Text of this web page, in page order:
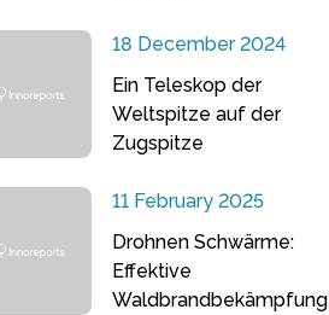
18 December 2024
Ein Teleskop der
Weltspitze auf der
Zugspitze
11 February 2025
Drohnen Schwärme:
Effektive
Waldbrandbekämpfung